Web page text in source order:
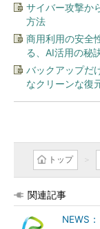
サイバー攻撃か
方法
商用利用の安全
る、AI活用の秘
バックアップだ
なクリーンな復
トップ
関連記事
NEWS